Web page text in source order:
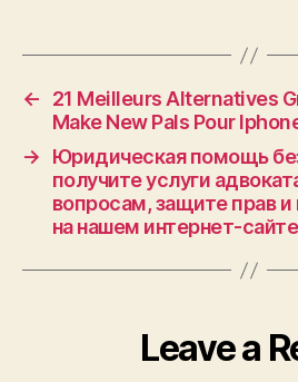
←
21 Meilleurs Alternatives
Make New Pals Pour
→
Юридическая помощь
получите услуги
вопросам, защите прав
на нашем интернет-
Leave a